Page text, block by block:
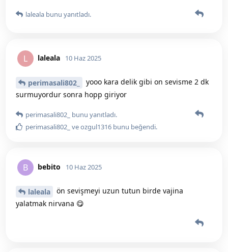
laleala bunu yanıtladı.
L laleala 10 Haz 2025
perimasali802_
yooo kara delik gibi on sevisme 2 dk
surmuyordur sonra hopp giriyor
perimasali802_ bunu yanıtladı.
perimasali802_ veozgul1316 bunu beğendi.
B bebito 10 Haz 2025
laleala
ön sevişmeyi uzun tutun birde vajina
yalatmak nirvana 😋